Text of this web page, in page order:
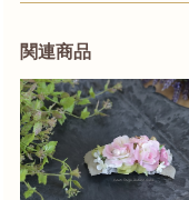
関連商品